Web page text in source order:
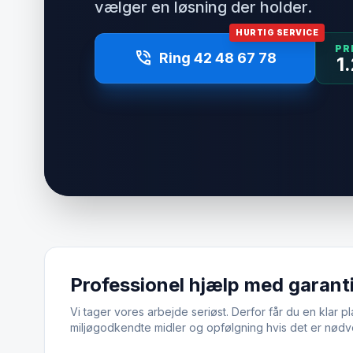
vælger en løsning der holder.
HURTIG SERVICE
phone_in_talk Ring 42 48 67 78
Professionel hjælp med garanti
Vi tager vores arbejde seriøst. Derfor får du en klar
miljøgodkendte midler og opfølgning hvis det er